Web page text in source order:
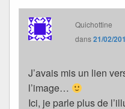
Quichottine
dans21/02/
J’avais mis un lien
l’image…
Ici, je parle plus de